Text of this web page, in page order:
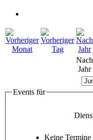
Nach
Jahr
Events für
Keine Termine